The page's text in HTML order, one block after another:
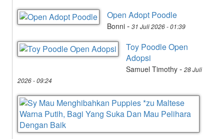
Open Adopt Poodle
Bonni - 31 Juli 2026 - 01:39
Toy Poodle Open
Adopsi
Samuel Timothy - 28 Juli
2026 - 09:24